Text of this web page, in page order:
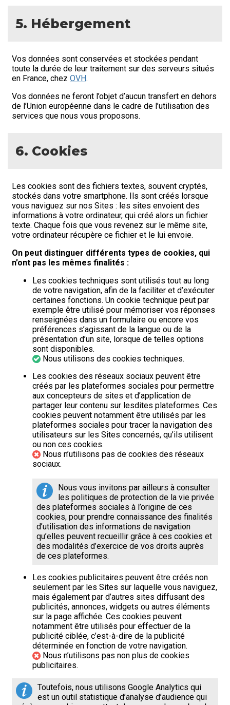
5. Hébergement
Vos données sont conservées et stockées pendant
toute la durée de leur traitement sur des serveurs situés
en France, chez OVH.
Vos données ne feront l’objet d’aucun transfert en dehors
de l’Union européenne dans le cadre de l’utilisation des
services que nous vous proposons.
6. Cookies
Les cookies sont des fichiers textes, souvent cryptés,
stockés dans votre smartphone. Ils sont créés lorsque
vous naviguez sur nos Sites : les sites envoient des
informations à votre ordinateur, qui créé alors un fichier
texte. Chaque fois que vous revenez sur le même site,
votre ordinateur récupère ce fichier et le lui envoie.
On peut distinguer différents types de cookies, qui
n’ont pas les mêmes finalités :
Les cookies techniques sont utilisés tout au long
de votre navigation, afin de la faciliter et d’exécuter
certaines fonctions. Un cookie technique peut par
exemple être utilisé pour mémoriser vos réponses
renseignées dans un formulaire ou encore vos
préférences s’agissant de la langue ou de la
présentation d’un site, lorsque de telles options
sont disponibles.
Nous utilisons des cookies techniques.
Les cookies des réseaux sociaux peuvent être
créés par les plateformes sociales pour permettre
aux concepteurs de sites et d’application de
partager leur contenu sur lesdites plateformes. Ces
cookies peuvent notamment être utilisés par les
plateformes sociales pour tracer la navigation des
utilisateurs sur les Sites concernés, qu’ils utilisent
ou non ces cookies.
Nous n’utilisons pas de cookies des réseaux
sociaux.
Nous vous invitons par ailleurs à consulter
les politiques de protection de la vie privée
des plateformes sociales à l’origine de ces
cookies, pour prendre connaissance des finalités
d’utilisation des informations de navigation
qu’elles peuvent recueillir grâce à ces cookies et
des modalités d’exercice de vos droits auprès
de ces plateformes.
Les cookies publicitaires peuvent être créés non
seulement par les Sites sur laquelle vous naviguez,
mais également par d’autres sites diffusant des
publicités, annonces, widgets ou autres éléments
sur la page affichée. Ces cookies peuvent
notamment être utilisés pour effectuer de la
publicité ciblée, c’est-à-dire de la publicité
déterminée en fonction de votre navigation.
Nous n’utilisons pas non plus de cookies
publicitaires.
Toutefois, nous utilisons Google Analytics qui
est un outil statistique d’analyse d’audience qui